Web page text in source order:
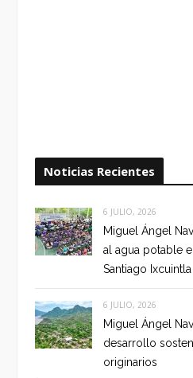
Noticias Recientes
6 JULIO, 2026
Miguel Ángel
al agua potable
Santiago Ixcuintla
6 JULIO, 2026
Miguel Ángel
desarrollo
originarios